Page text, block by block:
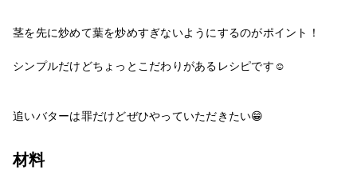
茎を先に炒めて葉を炒めすぎないようにするのがポイント！
シンプルだけどちょっとこだわりがあるレシピです☺️
追いバターは罪だけどぜひやっていただきたい😁
材料